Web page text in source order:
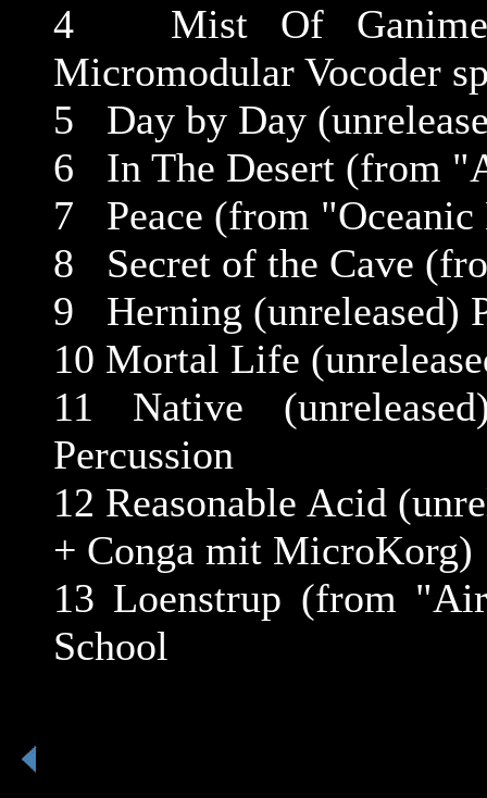
4 Mist Of
Micromodular Vocoder
5 Day by Day
6 In The Desert (from
7 Peace (from
8 Secret of the Cave
9 Herning (unreleased)
10 Mortal Life
11 Native
Percussion
12 Reasonable Acid
+ Conga mit MicroKorg)
13 Loenstrup (from
School